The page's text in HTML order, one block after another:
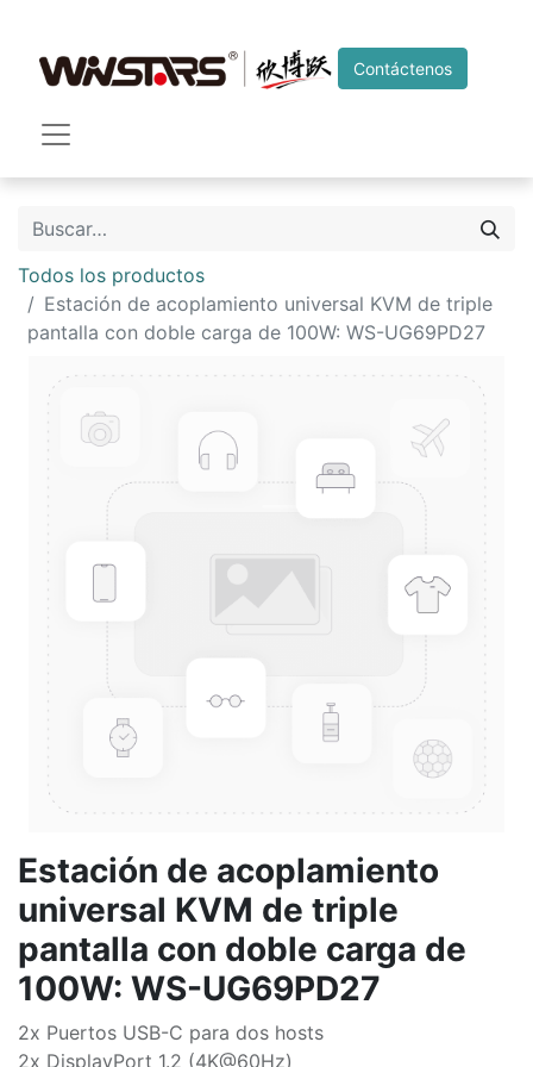
Contáctenos
Todos los productos
Estación de acoplamiento universal KVM de triple
pantalla con doble carga de 100W: WS-UG69PD27
Estación de acoplamiento
universal KVM de triple
pantalla con doble carga de
100W: WS-UG69PD27
2x Puertos USB-C para dos hosts
2x DisplayPort 1.2 (4K@60Hz)